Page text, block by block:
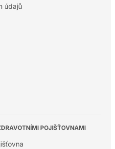
údajů
POJIŠŤOVNAMI